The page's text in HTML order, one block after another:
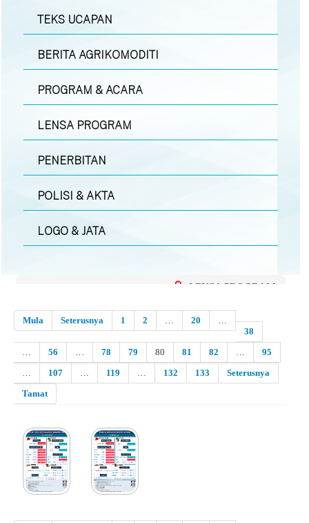
TEKS UCAPAN
BERITA AGRIKOMODITI
PROGRAM & ACARA
LENSA PROGRAM
PENERBITAN
POLISI & AKTA
LOGO & JATA
LENSA PROGRAM
Mula Seterusnya 1 2 … 20
…
38
…
56 … 78 79 80 81 82 …
95
…
107 … 119 … 132 133
Seterusnya
Tamat